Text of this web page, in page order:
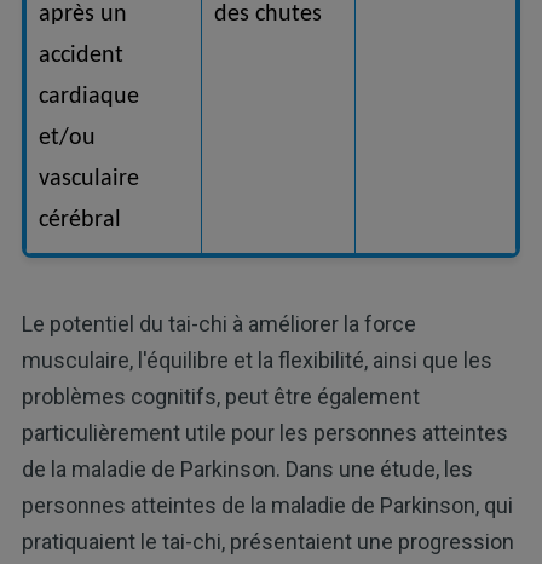
après un
accident
cardiaque
et/ou
vasculaire
cérébral
des chutes
Le potentiel du tai-chi à améliorer la force
musculaire, l'équilibre et la flexibilité, ainsi que les
problèmes cognitifs, peut être également
particulièrement utile pour les personnes atteintes
de la maladie de Parkinson. Dans une étude, les
personnes atteintes de la maladie de Parkinson, qui
pratiquaient le tai-chi, présentaient une progression